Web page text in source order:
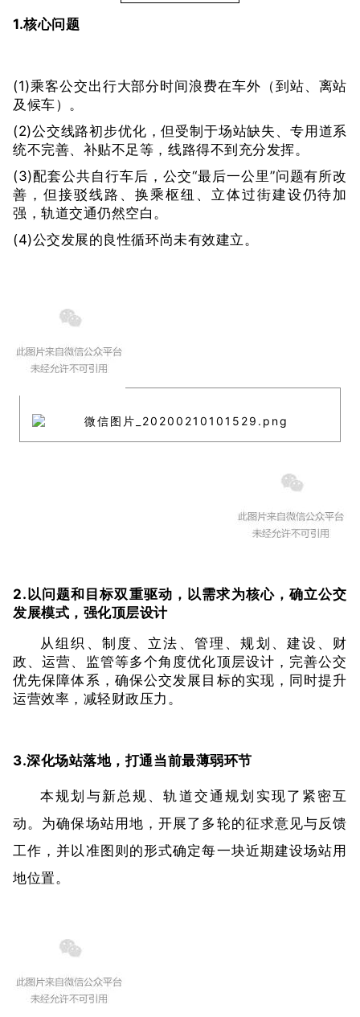
1.核心问题
(1)乘客公交出行大部分时间浪费在车外（到站、离站
及候车）。
(2)公交线路初步优化，但受制于场站缺失、专用道系
统不完善、补贴不足等，线路得不到充分发挥。
(3)配套公共自行车后，公交“最后一公里”问题有所改
善，但接驳线路、换乘枢纽、立体过街建设仍待加
强，轨道交通仍然空白。
(4)公交发展的良性循环尚未有效建立。
2.以问题和目标双重驱动，以需求为核心，确立公交
发展模式，强化顶层设计
从组织、制度、立法、管理、规划、建设、财
政、运营、监管等多个角度优化顶层设计，完善公交
优先保障体系，确保公交发展目标的实现，同时提升
运营效率，减轻财政压力。
3.深化场站落地，打通当前最薄弱环节
本规划与新总规、轨道交通规划实现了紧密互
动。为确保场站用地，开展了多轮的征求意见与反馈
工作，并以准图则的形式确定每一块近期建设场站用
地位置。